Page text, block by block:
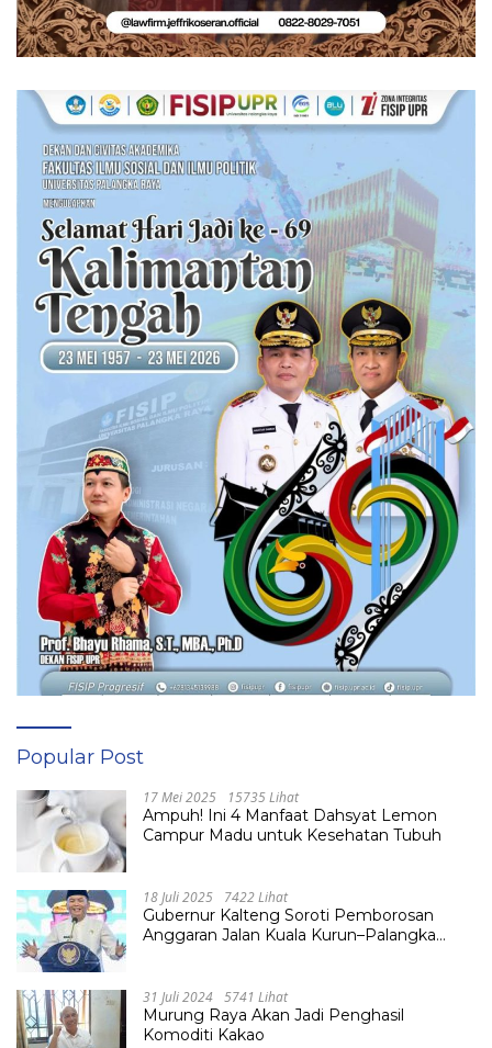
Popular Post
17 Mei 2025 15735 Lihat
Ampuh! Ini 4 Manfaat Dahsyat Lemon
Campur Madu untuk Kesehatan Tubuh
18 Juli 2025 7422 Lihat
Gubernur Kalteng Soroti Pemborosan
Anggaran Jalan Kuala Kurun–Palangka
31 Juli 2024 5741 Lihat
Murung Raya Akan Jadi Penghasil
Komoditi Kakao